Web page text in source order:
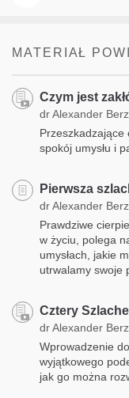
MATERIAŁ
Czym jest
dr Alexander
spokój umysłu i
Pierwsza
dr Alexander
Prawdziwe
w życiu, polega
umysłach, jakie
utrwalamy swoje
Cztery
dr Alexander
Wprowadzenie
wyjątkowego
jak go można